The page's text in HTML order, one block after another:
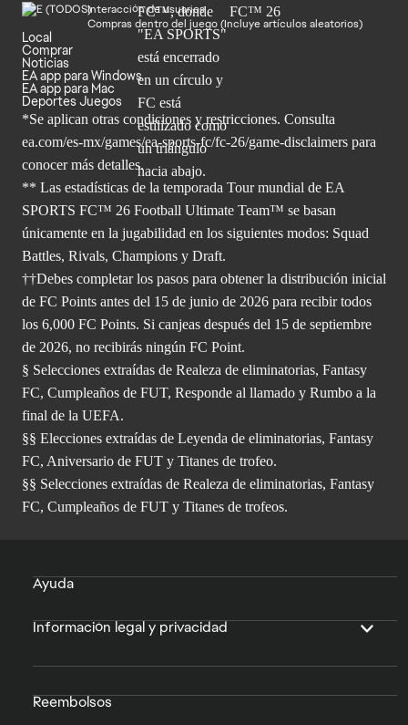
Interacción de usuarios
Compras dentro del juego (Incluye artículos aleatorios)
Local
Comprar
Noticias
EA app para Windows
EA app para Mac
Deportes Juegos
*Se aplican otras condiciones y restricciones. Consulta
ea.com/es-mx/games/ea-sports-fc/fc-26/game-disclaimers para
conocer más detalles.
** Las estadísticas de la temporada Tour mundial de EA
SPORTS FC™ 26 Football Ultimate Team™ se basan
únicamente en la jugabilidad en los siguientes modos: Squad
Battles, Rivals, Champions y Draft.
††Debes completar los pasos para obtener la distribución inicial
de FC Points antes del 15 de junio de 2026 para recibir todos
los 6,000 FC Points. Si canjeas después del 15 de septiembre
de 2026, no recibirás ningún FC Point.
§ Selecciones extraídas de Realeza de eliminatorias, Fantasy
FC, Cumpleaños de FUT, Responde al llamado y Rumbo a la
final de la UEFA.
§§ Elecciones extraídas de Leyenda de eliminatorias, Fantasy
FC, Aniversario de FUT y Titanes de trofeo.
§§ Selecciones extraídas de Realeza de eliminatorias, Fantasy
FC, Cumpleaños de FUT y Titanes de trofeos.
Ayuda
Información legal y privacidad
Reembolsos